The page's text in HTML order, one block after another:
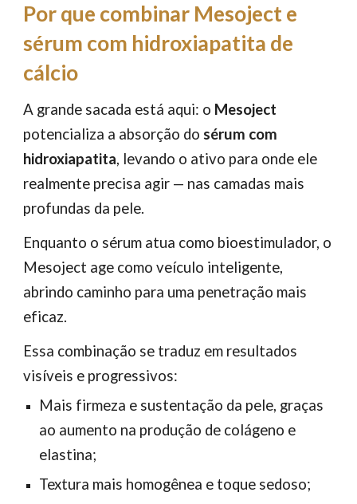
Por que combinar Mesoject e
sérum com hidroxiapatita de
cálcio
A grande sacada está aqui: o Mesoject
potencializa a absorção do sérum com
hidroxiapatita, levando o ativo para onde ele
realmente precisa agir — nas camadas mais
profundas da pele.
Enquanto o sérum atua como bioestimulador, o
Mesoject age como veículo inteligente,
abrindo caminho para uma penetração mais
eficaz.
Essa combinação se traduz em resultados
visíveis e progressivos:
Mais firmeza e sustentação da pele, graças
ao aumento na produção de colágeno e
elastina;
Textura mais homogênea e toque sedoso;